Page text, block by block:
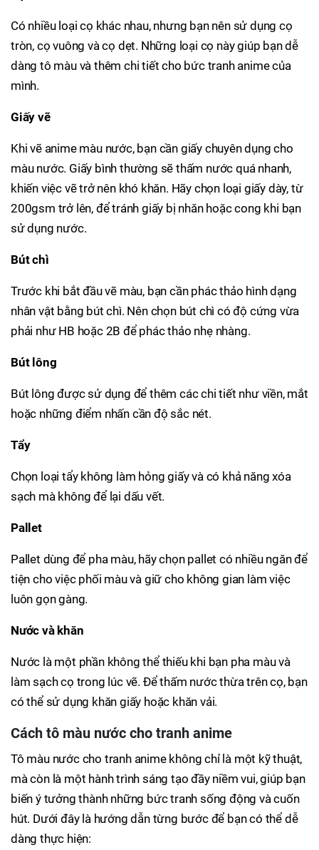
Có nhiều loại cọ khác nhau, nhưng bạn nên sử dụng cọ
tròn, cọ vuông và cọ dẹt. Những loại cọ này giúp bạn dễ
dàng tô màu và thêm chi tiết cho bức tranh anime của
mình.
Giấy vẽ
Khi vẽ anime màu nước, bạn cần giấy chuyên dụng cho
màu nước. Giấy bình thường sẽ thấm nước quá nhanh,
khiến việc vẽ trở nên khó khăn. Hãy chọn loại giấy dày, từ
200gsm trở lên, để tránh giấy bị nhăn hoặc cong khi bạn
sử dụng nước.
Bút chì
Trước khi bắt đầu vẽ màu, bạn cần phác thảo hình dạng
nhân vật bằng bút chì. Nên chọn bút chì có độ cứng vừa
phải như HB hoặc 2B để phác thảo nhẹ nhàng.
Bút lông
Bút lông được sử dụng để thêm các chi tiết như viền, mắt
hoặc những điểm nhấn cần độ sắc nét.
Tẩy
Chọn loại tẩy không làm hỏng giấy và có khả năng xóa
sạch mà không để lại dấu vết.
Pallet
Pallet dùng để pha màu, hãy chọn pallet có nhiều ngăn để
tiện cho việc phối màu và giữ cho không gian làm việc
luôn gọn gàng.
Nước và khăn
Nước là một phần không thể thiếu khi bạn pha màu và
làm sạch cọ trong lúc vẽ. Để thấm nước thừa trên cọ, bạn
có thể sử dụng khăn giấy hoặc khăn vải.
Cách tô màu nước cho tranh anime
Tô màu nước cho tranh anime không chỉ là một kỹ thuật,
mà còn là một hành trình sáng tạo đầy niềm vui, giúp bạn
biến ý tưởng thành những bức tranh sống động và cuốn
hút. Dưới đây là hướng dẫn từng bước để bạn có thể dễ
dàng thực hiện: